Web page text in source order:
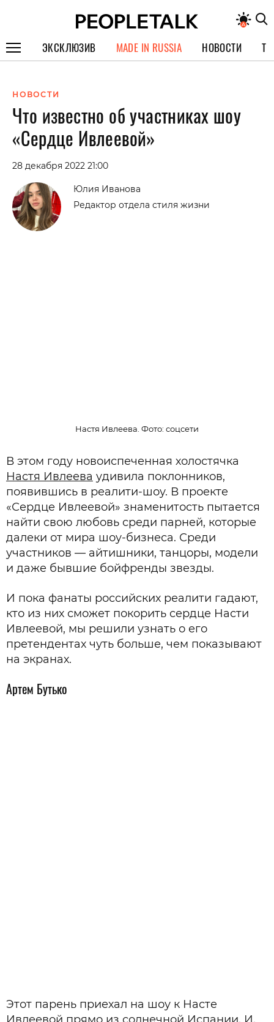
ЭКСКЛЮЗИВ
СПЕЦПРОЕКТЫ
ИНТЕРВЬЮ
ПОКОЛЕНИЕ
MADE IN RUSSIA НОВОСТИ
НОВОСТИ
Что известно об участниках шоу
«Сердце Ивлеевой»
28 декабря 2022 21:00
Юлия Иванова
Редактор отдела стиля жизни
Настя Ивлеева. Фото: соцсети
В этом году новоиспеченная холостячка
Настя Ивлеева удивила поклонников,
появившись в реалити-шоу. В проекте
«Сердце Ивлеевой» знаменитость пытается
найти свою любовь среди парней, которые
далеки от мира шоу-бизнеса. Среди
участников — айтишники, танцоры, модели
и даже бывшие бойфренды звезды.
И пока фанаты российских реалити гадают,
кто из них сможет покорить сердце Насти
Ивлеевой, мы решили узнать о его
претендентах чуть больше, чем показывают
на экранах.
Артем Бутько
Этот парень приехал на шоу к Насте